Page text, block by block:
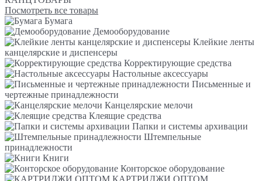
Посмотреть все товары
Бумага
Демооборудование
Клейкие ленты
канцелярские и диспенсеры
Корректирующие средства
Настольные аксессуары
Письменные и
чертежные принадлежности
Канцелярские мелочи
Клеящие средства
Папки и системы архивации
Штемпельные
принадлежности
Книги
Конторское оборудование
КАРТРИДЖИ ОПТОМ